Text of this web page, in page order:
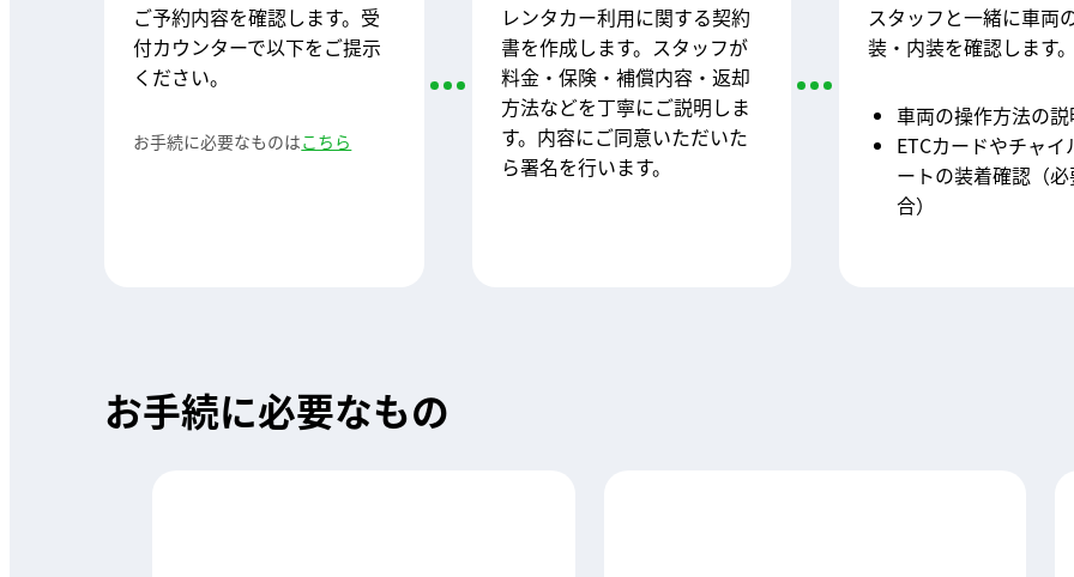
ご予約内容を確認します。受
付カウンターで以下をご提示
ください。
お手続に必要なものはこちら
レンタカー利用に関する契約
書を作成します。スタッフが
料金・保険・補償内容・返却
方法などを丁寧にご説明しま
す。内容にご同意いただいた
ら署名を行います。
スタッフと一緒に車両
装・内装を確認します
車両の操作方法の説
ETCカードやチャイ
ートの装着確認（
合）
お手続に必要なもの